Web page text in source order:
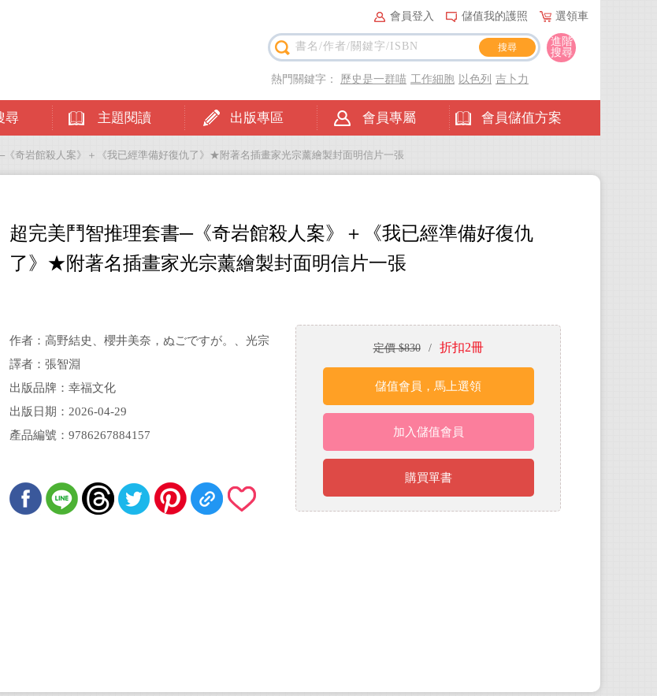
會員登入 儲值我的護照 選領車
尋 主題閱讀 出版專區 會員專屬 會員儲值方案
進階
搜尋
熱門關鍵字： 歷史是一群喵 工作細胞 以色列 吉卜力
《奇岩館殺人案》＋《我已經準備好復仇了》★附著名插畫家光宗薰繪製封面明信片一張
超完美鬥智推理套書─《奇岩館殺人案》＋《我已經準備好復仇
了》★附著名插畫家光宗薰繪製封面明信片一張
作者：高野結史、櫻井美奈，ぬごですが。、光宗
薰
譯者：張智淵
出版品牌：幸福文化
出版日期：2026-04-29
產品編號：9786267884157
定價 $830 / 折扣2冊
儲值會員，馬上選領
加入儲值會員
購買單書